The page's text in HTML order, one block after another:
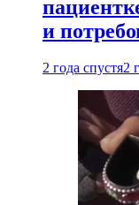
и
2 года спустя2